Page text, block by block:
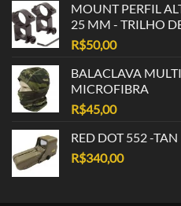
MOUNT PERFIL
25 MM - TRILHO
R$50,00
BALACLAVA
MICROFIBRA
R$45,00
RED DOT 552 -TAN
R$340,00